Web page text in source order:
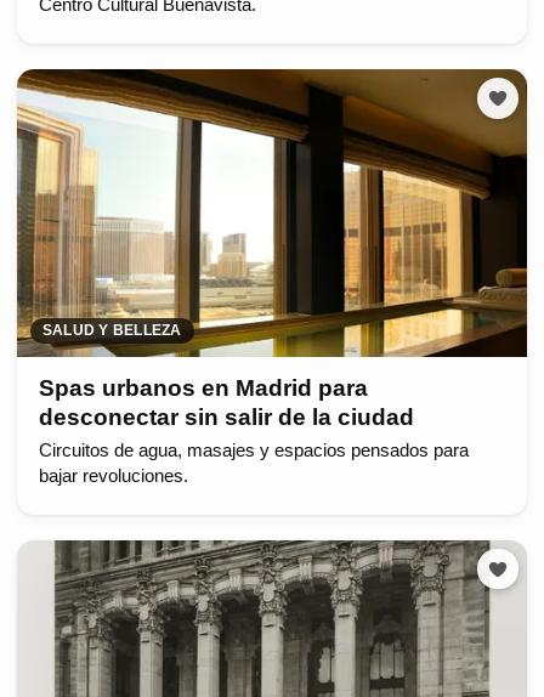
Centro Cultural Buenavista.
SALUD Y BELLEZA
Spas urbanos en Madrid para
desconectar sin salir de la ciudad
Circuitos de agua, masajes y espacios pensados para
bajar revoluciones.